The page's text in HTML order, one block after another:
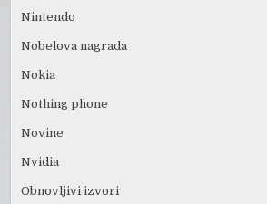
Nintendo
Nobelova nagrada
Nokia
Nothing phone
Novine
Nvidia
Obnovljivi izvori